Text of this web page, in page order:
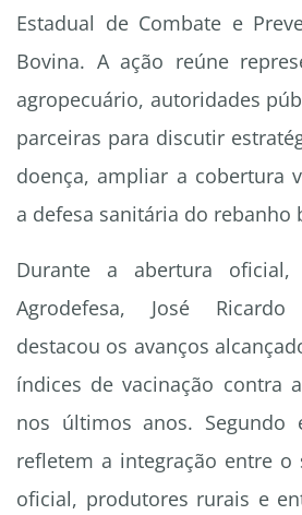
Estadual de Combate e
Bovina. A ação reúne
agropecuário, autoridades
parceiras para discutir
doença, ampliar a cobertura
a defesa sanitária do rebanho
Durante a abertura
Agrodefesa, José Ricardo
destacou os avanços
índices de vacinação contra
nos últimos anos. Segundo
refletem a integração entre o
oficial, produtores rurais e